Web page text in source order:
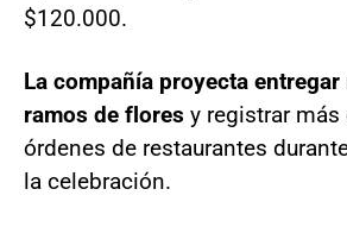
$120.000.
La compañía proyecta
ramos de flores y registrar
órdenes de restaurantes
la celebración.